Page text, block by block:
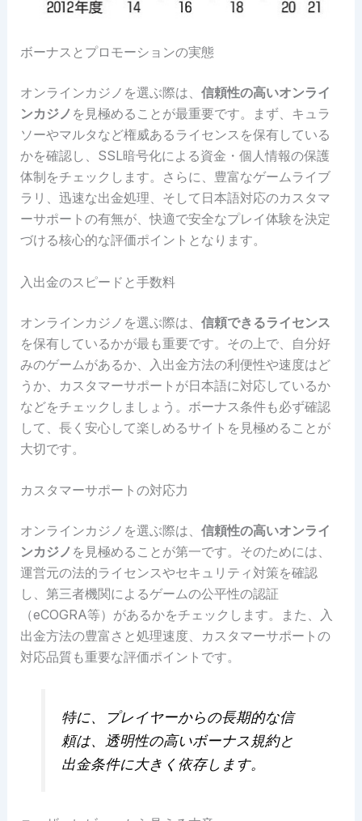
ボーナスとプロモーションの実態
オンラインカジノを選ぶ際は、 信頼性の高いオンライ
ンカジノ を見極めることが最重要です。まず、キュラ
ソーやマルタなど権威あるライセンスを保有している
かを確認し、SSL暗号化による資金・個人情報の保護
体制をチェックします。さらに、豊富なゲームライブ
ラリ、迅速な出金処理、そして日本語対応のカスタマ
ーサポートの有無が、快適で安全なプレイ体験を決定
づける核心的な評価ポイントとなります。
入出金のスピードと手数料
オンラインカジノを選ぶ際は、 信頼できるライセンス
を保有しているかが最も重要です。その上で、自分好
みのゲームがあるか、入出金方法の利便性や速度はど
うか、カスタマーサポートが日本語に対応しているか
などをチェックしましょう。ボーナス条件も必ず確認
して、長く安心して楽しめるサイトを見極めることが
大切です。
カスタマーサポートの対応力
オンラインカジノを選ぶ際は、 信頼性の高いオンライ
ンカジノ を見極めることが第一です。そのためには、
運営元の法的ライセンスやセキュリティ対策を確認
し、第三者機関によるゲームの公平性の認証
（eCOGRA等）があるかをチェックします。また、入
出金方法の豊富さと処理速度、カスタマーサポートの
対応品質も重要な評価ポイントです。
特に、プレイヤーからの長期的な信
頼は、透明性の高いボーナス規約と
出金条件に大きく依存します。